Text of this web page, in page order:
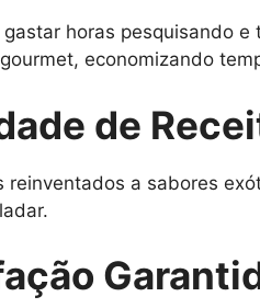
horas pesquisando
economizando
de
reinventados a sabores